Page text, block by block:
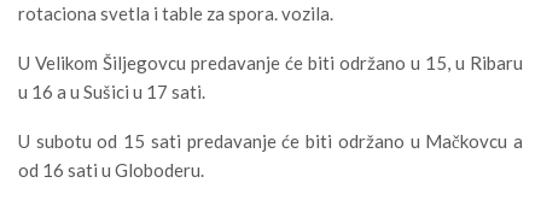
rotaciona svetla i table za spora. vozila.
U Velikom Šiljegovcu predavanje će biti održano u 15, u Ribaru
u 16 a u Sušici u 17 sati.
U subotu od 15 sati predavanje će biti održano u Mačkovcu a
od 16 sati u Globoderu.